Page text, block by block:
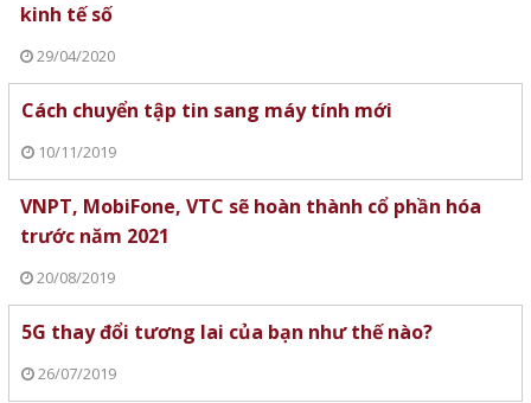
kinh tế số
29/04/2020
Cách chuyển tập tin sang máy tính mới
10/11/2019
VNPT, MobiFone, VTC sẽ hoàn thành cổ phần hóa
trước năm 2021
20/08/2019
5G thay đổi tương lai của bạn như thế nào?
26/07/2019